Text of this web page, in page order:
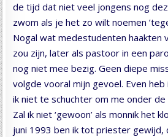
de tijd dat niet veel jongens nog
zwom als je het zo wilt noemen
Nogal wat medestudenten haakten
zou zijn, later als pastoor in een
nog niet mee bezig. Geen diepe
volgde vooral mijn gevoel. Even
ik niet te schuchter om me onder
Zal ik niet ‘gewoon’ als monnik het
juni 1993 ben ik tot priester gewijd,